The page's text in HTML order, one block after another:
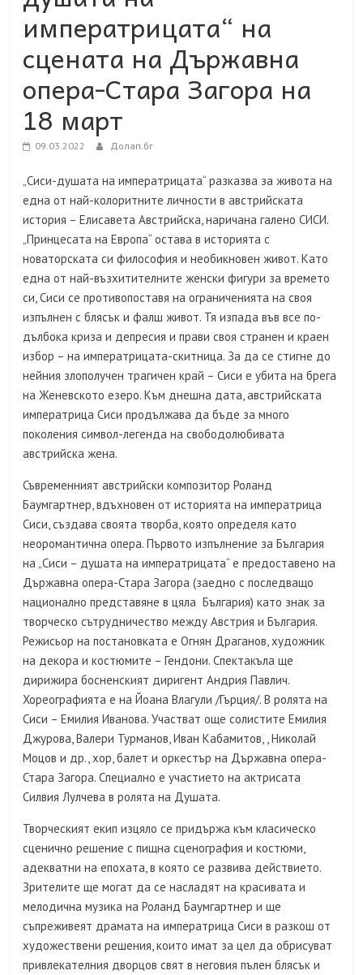
императрицата“ на
сцената на Държавна
опера-Стара Загора на
18 март
09.03.2022 Долап.бг
„Сиси-душата на императрицата“ разказва за живота на
една от най-колоритните личности в австрийската
история – Елисавета Австрийска, наричана галено СИСИ.
„Принцесата на Европа“ остава в историята с
новаторската си философия и необикновен живот. Като
една от най-възхитителните женски фигури за времето
си, Сиси се противопоставя на ограниченията на своя
изпълнен с блясък и фалш живот. Тя изпада във все по-
дълбока криза и депресия и прави своя странен и краен
избор – на императрицата-скитница. За да се стигне до
нейния злополучен трагичен край – Сиси е убита на брега
на Женевското езеро. Към днешна дата, австрийската
императрица Сиси продължава да бъде за много
поколения символ-легенда на свободолюбивата
австрийска жена.
Съвременният австрийски композитор Роланд
Баумгартнер, вдъхновен от историята на императрица
Сиси, създава своята творба, която определя като
неоромантична опера. Първото изпълнение за България
на „Сиси – душата на императрицата“ е предоставено на
Държавна опера-Стара Загора (заедно с последващо
национално представяне в цяла България) като знак за
творческо сътрудничество между Австрия и България.
Режисьор на постановката е Огнян Драганов, художник
на декора и костюмите – Гендони. Спектакъла ще
дирижира босненският диригент Андрия Павлич.
Хореографията е на Йоана Влагули /Гърция/. В ролята на
Сиси – Емилия Иванова. Участват още солистите Емилия
Джурова, Валери Турманов, Иван Кабамитов, , Николай
Моцов и др., хор, балет и оркестър на Държавна опера-
Стара Загора. Специално е участието на актрисата
Силвия Лулчева в ролята на Душата.
Творческият екип изцяло се придържа към класическо
сценично решение с пищна сценография и костюми,
адекватни на епохата, в която се развива действието.
Зрителите ще могат да се насладят на красивата и
мелодична музика на Роланд Баумгартнер и ще
съпреживеят драмата на императрица Сиси в разкош от
художествени решения, които имат за цел да обрисуват
привлекателния дворцов свят в неговия пълен блясък и